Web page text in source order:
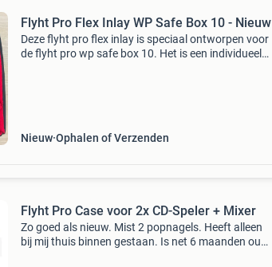
Flyht Pro Flex Inlay WP Safe Box 10 - Nieuw
Deze flyht pro flex inlay is speciaal ontworpen voor
de flyht pro wp safe box 10. Het is een individueel
Nieuw Ophalen of Verzenden
Flyht Pro Case voor 2x CD-Speler + Mixer
Zo goed als nieuw. Mist 2 popnagels. Heeft alleen
bij mij thuis binnen gestaan. Is net 6 maanden oud.